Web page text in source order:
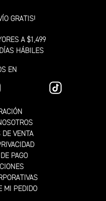
GRATIS!
A $1,499
HÁBILES
EN
VENTA
PAGO
MI PEDIDO